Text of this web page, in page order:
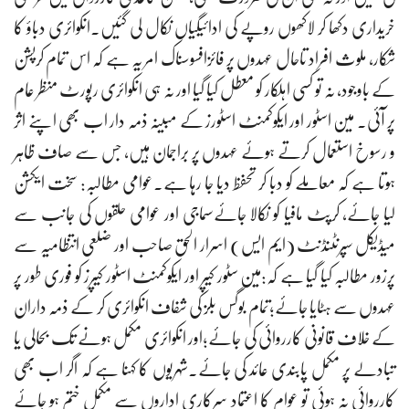
خریداری دکھا کر لاکھوں روپے کی ادائیگیاں نکال لی گئیں۔انکوائری دباؤ کا
شکار، ملوث افراد تاحال عہدوں پر فائزافسوسناک امر یہ ہے کہ اس تمام کرپشن
کے باوجود، نہ تو کسی اہلکار کو معطل کیا گیا اور نہ ہی انکوائری رپورٹ منظر عام
پر آئی۔ مین اسٹور اور ایکوکمنٹ اسٹورز کے مبینہ ذمہ دار اب بھی اپنے اثر
و رسوخ استعمال کرتے ہوئے عہدوں پر براجمان ہیں، جس سے صاف ظاہر
ہوتا ہے کہ معاملے کو دبا کر تحفظ دیا جا رہا ہے۔عوامی مطالبہ: سخت ایکشن
لیا جائے، کرپٹ مافیا کو نکالا جائےسماجی اور عوامی حلقوں کی جانب سے
میڈیکل سپرنٹنڈنٹ (ایم ایس) اسرار الحق صاحب اور ضلعی انتظامیہ سے
پرزور مطالبہ کیا گیا ہے کہ:مین سٹور کیپر اور ایکوکمنٹ اسٹور کیپرز کو فوری طور پر
عہدوں سے ہٹایا جائے؛تمام بوگس بلز کی شفاف انکوائری کر کے ذمہ داران
کے خلاف قانونی کارروائی کی جائے؛اور انکوائری مکمل ہونے تک بحالی یا
تبادلے پر مکمل پابندی عائد کی جائے۔شہریوں کا کہنا ہے کہ اگر اب بھی
کارروائی نہ ہوئی تو عوام کا اعتماد سرکاری اداروں سے مکمل ختم ہو جائے